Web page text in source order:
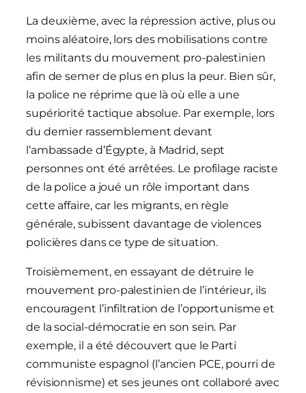
La deuxième, avec la répression active, plus ou
moins aléatoire, lors des mobilisations contre
les militants du mouvement pro-palestinien
afin de semer de plus en plus la peur. Bien sûr,
la police ne réprime que là où elle a une
supériorité tactique absolue. Par exemple, lors
du dernier rassemblement devant
l’ambassade d’Égypte, à Madrid, sept
personnes ont été arrêtées. Le profilage raciste
de la police a joué un rôle important dans
cette affaire, car les migrants, en règle
générale, subissent davantage de violences
policières dans ce type de situation.
Troisièmement, en essayant de détruire le
mouvement pro-palestinien de l’intérieur, ils
encouragent l’infiltration de l’opportunisme et
de la social-démocratie en son sein. Par
exemple, il a été découvert que le Parti
communiste espagnol (l’ancien PCE, pourri de
révisionnisme) et ses jeunes ont collaboré avec